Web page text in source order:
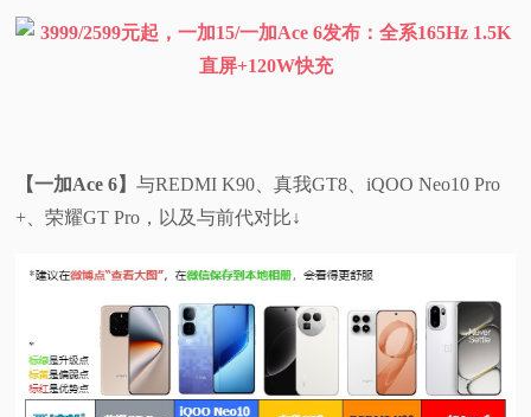
【一加Ace 6】与REDMI K90、真我GT8、iQOO Neo10 Pro
+、荣耀GT Pro，以及与前代对比↓